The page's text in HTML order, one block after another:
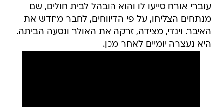
עוברי אורח סייעו לו והוא הובהל לבית חולים, שם
מנתחים הצליחו, על פי הדיווחים, לחבר מחדש את
האיבר. וינדי, מצידה, זרקה את האולר ונסעה הביתה.
היא נעצרה יומיים לאחר מכן.